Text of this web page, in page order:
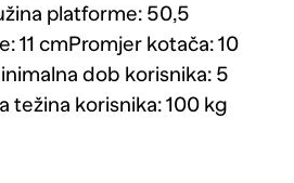
platforme: 50,5
11 cmPromjer kotača: 10
dob korisnika: 5
težina korisnika: 100 kg